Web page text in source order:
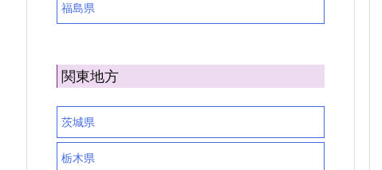
福島県
関東地方
茨城県
栃木県